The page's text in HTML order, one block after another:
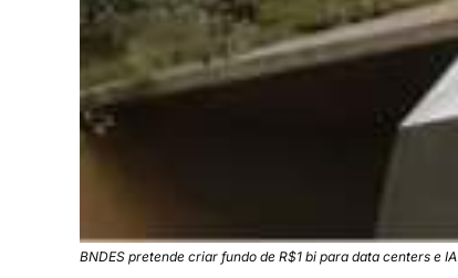
BNDES pretende criar fundo de R$1 bi para data centers e IA